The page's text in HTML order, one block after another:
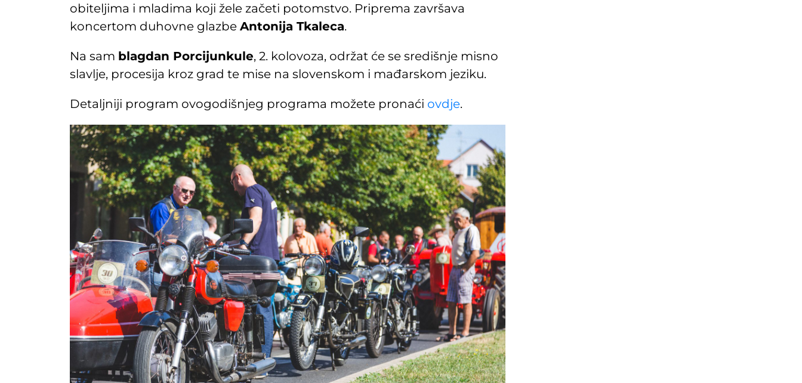
obiteljima i mladima koji žele začeti potomstvo. Priprema završava
koncertom duhovne glazbe Antonija Tkaleca.
Na sam blagdan Porcijunkule, 2. kolovoza, održat će se središnje misno
slavlje, procesija kroz grad te mise na slovenskom i mađarskom jeziku.
Detaljniji program ovogodišnjeg programa možete pronaći ovdje.